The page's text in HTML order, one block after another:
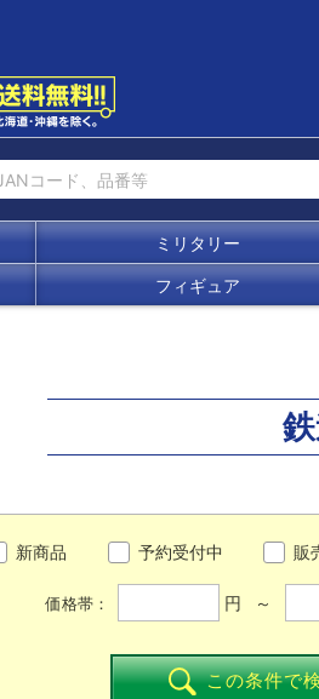
ミリタリー
フィギュア
新商品 予約受付中 販
価格帯： 円 ～
この条件で